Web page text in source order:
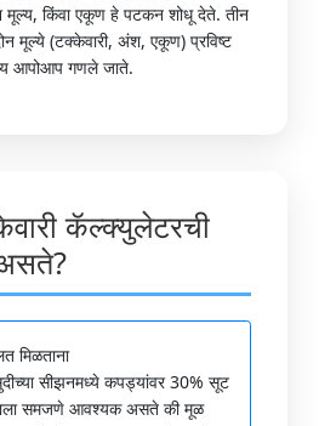
किंवा एकूण हे पटकन शोधू देते. तीन
मूल्ये (टक्केवारी, अंश, एकूण) प्रविष्ट
आपोआप गणले जाते.
कॅल्क्युलेटरची
मिळताना
सीझनमध्ये कपड्यांवर 30% सूट
समजणे आवश्यक असते की मूळ